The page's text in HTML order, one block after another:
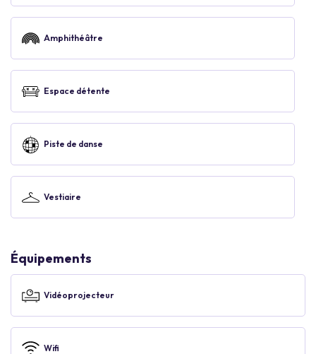
Amphithéâtre
Espace détente
Piste de danse
Vestiaire
Équipements
Vidéoprojecteur
Wifi